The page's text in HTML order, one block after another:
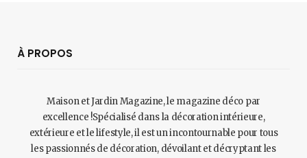
À PROPOS
Maison et Jardin Magazine, le magazine déco par
excellence !Spécialisé dans la décoration intérieure,
extérieure et le lifestyle, il est un incontournable pour tous
les passionnés de décoration, dévoilant et décryptant les